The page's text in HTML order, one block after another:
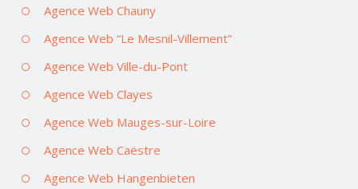
Agence Web Chauny
Agence Web “Le Mesnil-Villement”
Agence Web Ville-du-Pont
Agence Web Clayes
Agence Web Mauges-sur-Loire
Agence Web Caëstre
Agence Web Hangenbieten